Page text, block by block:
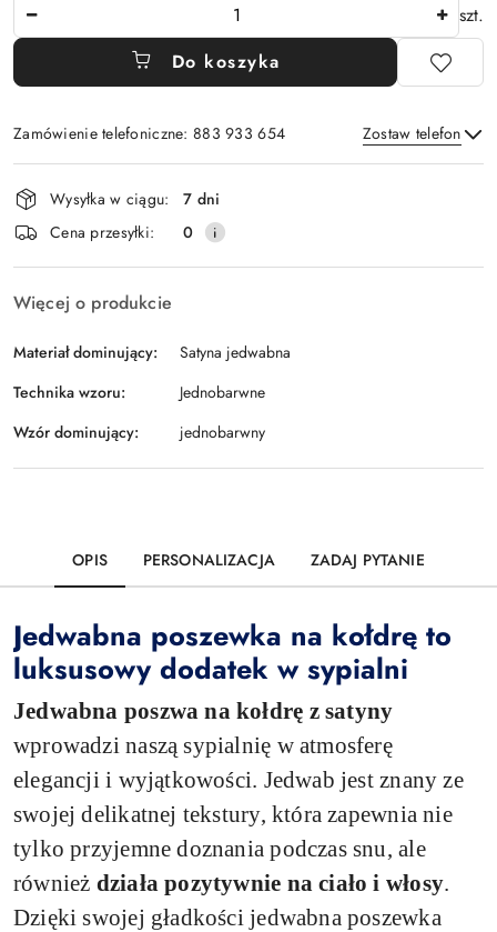
szt.
Do koszyka
Zamówienie telefoniczne: 883 933 654 Zostaw telefon
Wyślij
Dostępność
i
dostawa
Wysyłka w ciągu:
7 dni
Cena przesyłki:
0
Więcej o produkcie
Materiał dominujący:
Satyna jedwabna
Technika wzoru:
Jednobarwne
Wzór dominujący:
jednobarwny
OPIS PERSONALIZACJA ZADAJ PYTANIE
Jedwabna poszewka na kołdrę to
luksusowy dodatek w sypialni
Jedwabna poszwa na kołdrę z satyny
wprowadzi naszą sypialnię w atmosferę
elegancji i wyjątkowości. Jedwab jest znany ze
swojej delikatnej tekstury, która zapewnia nie
tylko przyjemne doznania podczas snu, ale
również działa pozytywnie na ciało i włosy.
Dzięki swojej gładkości jedwabna poszewka